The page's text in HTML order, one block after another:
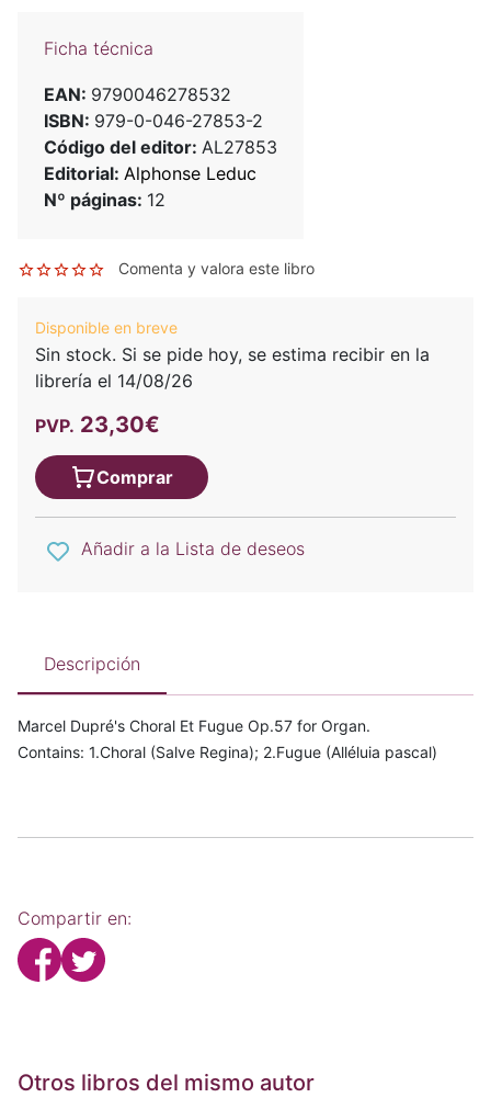
Ficha técnica
EAN: 9790046278532
ISBN: 979-0-046-27853-2
Código del editor: AL27853
Editorial: Alphonse Leduc
Nº páginas: 12
Comenta y valora este libro
Disponible en breve
Sin stock. Si se pide hoy, se estima recibir en la
librería el 14/08/26
PVP. 23,30€
Comprar
Añadir a la Lista de deseos
Descripción
Marcel Dupré's Choral Et Fugue Op.57 for Organ.
Contains: 1.Choral (Salve Regina); 2.Fugue (Alléluia pascal)
Compartir en:
Otros libros del mismo autor